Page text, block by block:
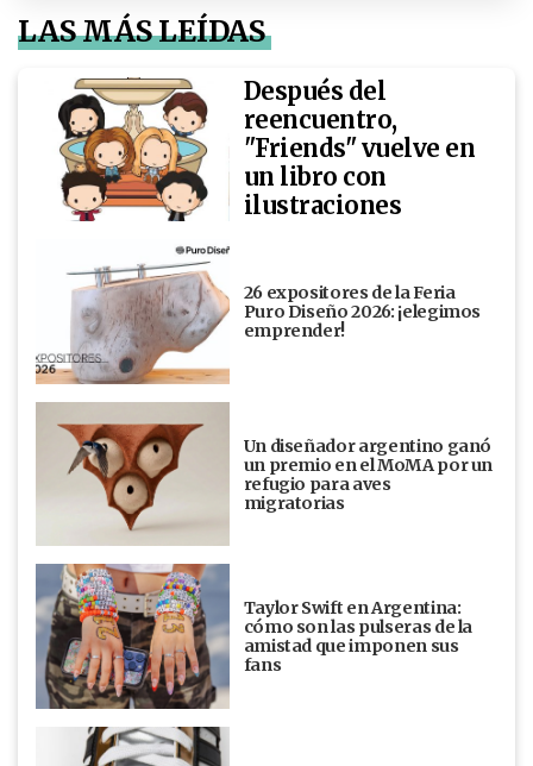
LAS MÁS LEÍDAS
Después del
reencuentro,
"Friends" vuelve en
un libro con
ilustraciones
26 expositores de la Feria
Puro Diseño 2026: ¡elegimos
emprender!
Un diseñador argentino ganó
un premio en el MoMA por un
refugio para aves
migratorias
Taylor Swift en Argentina:
cómo son las pulseras de la
amistad que imponen sus
fans